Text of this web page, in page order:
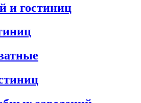
и гостиниц